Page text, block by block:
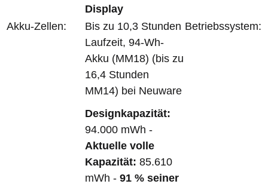
Display
Akku-Zellen:
Bis zu 10,3 Stunden
Laufzeit, 94-Wh-
Akku (MM18) (bis zu
16,4 Stunden
MM14) bei Neuware
Designkapazität:
94.000 mWh -
Aktuelle volle
Kapazität: 85.610
mWh - 91 % seiner
Betriebssystem: